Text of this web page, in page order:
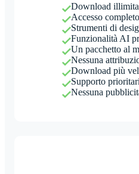
Download
Accesso
Strumenti di
Funzionalità AI
Un pacchetto al
Nessuna
Download più
Supporto
Nessuna